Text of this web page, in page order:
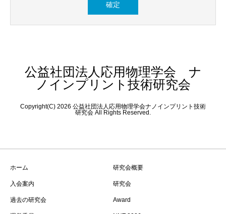
公益社団法人応用物理学会 ナ
ノインプリント技術研究会
Copyright(C) 2026 公益社団法人応用物理学会ナノインプリント技術
研究会 All Rights Reserved.
ホーム 研究会概要
入会案内 研究会
過去の研究会 Award